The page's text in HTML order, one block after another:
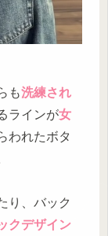
も洗練され
ラインが女
われたボタ
り、バック
クデザイン